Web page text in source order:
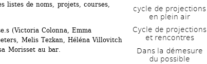
listes de noms, projets, courses,
(Victoria Colonna, Emma
Melis Tezkan, Héléna Villovitch
Morisset au bar.
cycle de projections
en plein air
Cycle de projections
et rencontres
Dans la démesure
du possible